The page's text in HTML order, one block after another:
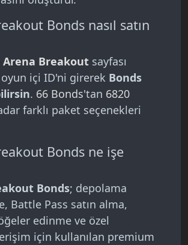
Bonds nasıl satın
Arena Breakout sayfası
içi ID'ni girerek Bonds
. 66 Bonds'tan 6820
farklı paket seçenekleri
Bonds ne işe
Bonds; depolama
Battle Pass satın alma,
edinme ve özel
için kullanılan premium